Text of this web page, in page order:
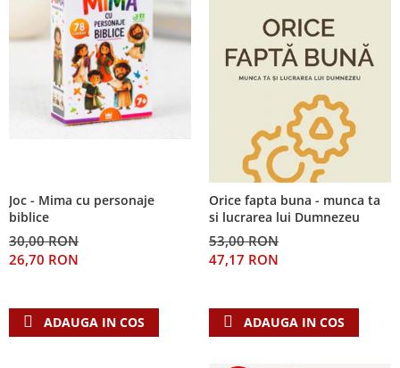
Joc - Mima cu personaje
biblice
30,00 RON
26,70 RON
ADAUGA IN COS
Orice fapta buna - munca ta
si lucrarea lui Dumnezeu
53,00 RON
47,17 RON
ADAUGA IN COS